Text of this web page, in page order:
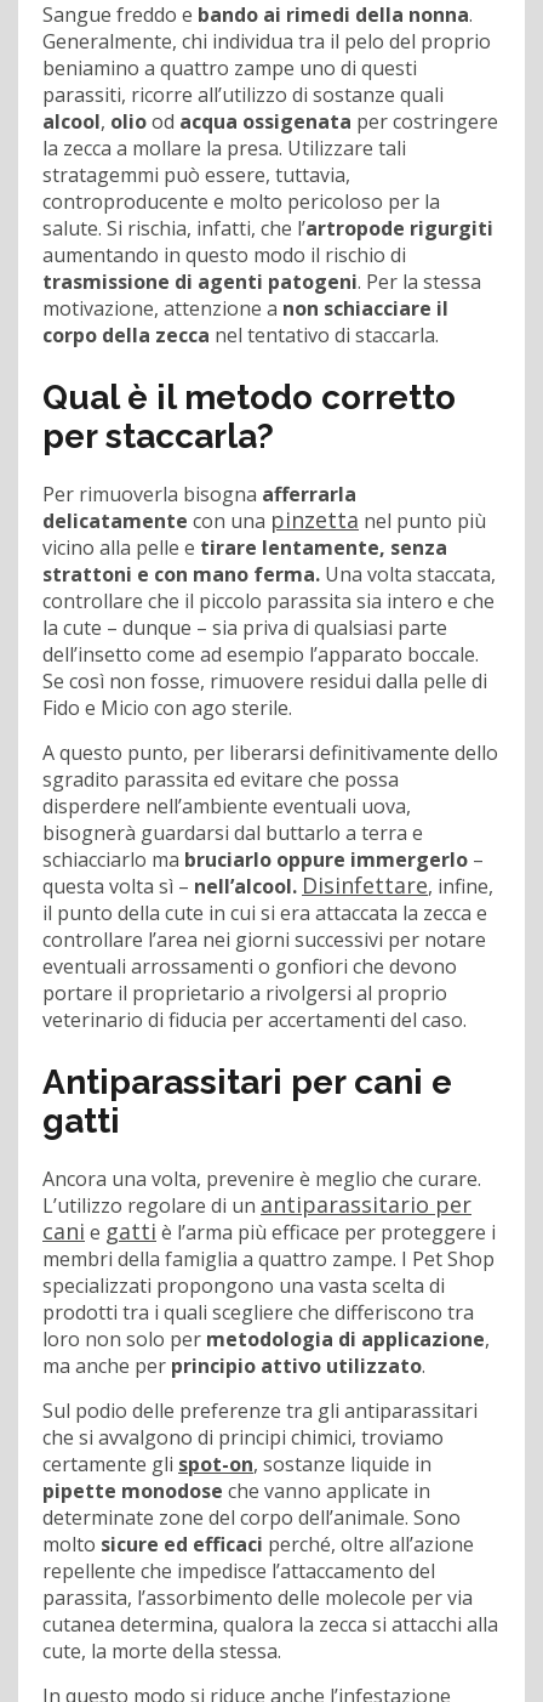
Sangue freddo e bando ai rimedi della nonna.
Generalmente, chi individua tra il pelo del proprio
beniamino a quattro zampe uno di questi
parassiti, ricorre all’utilizzo di sostanze quali
alcool, oliood acqua ossigenata per costringere
la zecca a mollare la presa. Utilizzare tali
stratagemmi può essere, tuttavia,
controproducente e molto pericoloso per la
salute. Si rischia, infatti, che l’artropode rigurgiti
aumentando in questo modo il rischio di
trasmissione di agenti patogeni. Per la stessa
motivazione, attenzione a non schiacciare il
corpo della zecca nel tentativo di staccarla.
Qual è il metodo corretto
per staccarla?
Per rimuoverla bisogna afferrarla
delicatamente con una pinzetta nel punto più
vicino alla pelle e tirare lentamente, senza
strattoni e con mano ferma. Una volta staccata,
controllare che il piccolo parassita sia intero e che
la cute – dunque – sia priva di qualsiasi parte
dell’insetto come ad esempio l’apparato boccale.
Se così non fosse, rimuovere residui dalla pelle di
Fido e Micio con ago sterile.
A questo punto, per liberarsi definitivamente dello
sgradito parassita ed evitare che possa
disperdere nell’ambiente eventuali uova,
bisognerà guardarsi dal buttarlo a terra e
schiacciarlo ma bruciarlo oppure immergerlo –
questa volta sì – nell’alcool. Disinfettare, infine,
il punto della cute in cui si era attaccata la zecca e
controllare l’area nei giorni successivi per notare
eventuali arrossamenti o gonfiori che devono
portare il proprietario a rivolgersi al proprio
veterinario di fiducia per accertamenti del caso.
Antiparassitari per cani e
gatti
Ancora una volta, prevenire è meglio che curare.
L’utilizzo regolare di un antiparassitario per
cani e gatti è l’arma più efficace per proteggere i
membri della famiglia a quattro zampe. I Pet Shop
specializzati propongono una vasta scelta di
prodotti tra i quali scegliere che differiscono tra
loro non solo per metodologia di applicazione,
ma anche per principio attivo utilizzato.
Sul podio delle preferenze tra gli antiparassitari
che si avvalgono di principi chimici, troviamo
certamente gli spot-on, sostanze liquide in
pipette monodose che vanno applicate in
determinate zone del corpo dell’animale. Sono
molto sicure ed efficaci perché, oltre all’azione
repellente che impedisce l’attaccamento del
parassita, l’assorbimento delle molecole per via
cutanea determina, qualora la zecca si attacchi alla
cute, la morte della stessa.
In questo modo si riduce anche l’infestazione